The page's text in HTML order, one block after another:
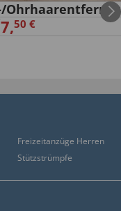
Ohrhaarentferner
7,50 €
Freizeitanzüge Herren
Stützstrümpfe